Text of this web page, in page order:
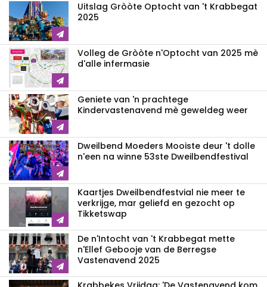
Uitslag Gròòte Optocht van 't Krabbegat
2025
Volleg de Gròòte n'Optocht van 2025 mè
d'alle infermasie
Geniete van 'n prachtege
Kindervastenavend mè geweldeg weer
Dweilbend Moeders Mooiste deur 't dolle
n'een na winne 53ste Dweilbendfestival
Kaartjes Dweilbendfestvial nie meer te
verkrijge, mar geliefd en gezocht op
Tikketswap
De n'Intocht van 't Krabbegat mette
n'Ellef Gebooje van de Berregse
Vastenavend 2025